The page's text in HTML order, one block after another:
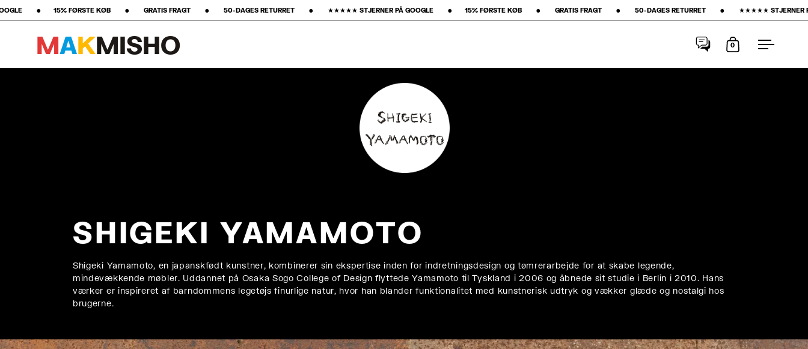
GRATIS FRAGT ‎ ‎ ‎ ‎ ‎ ‎ ‎ •‎ ‎ ‎ ‎ ‎ ‎ ‎ ‎ 50-DAGES RETURRET ‎ ‎ ‎ ‎ ‎ ‎ ‎ •‎ ‎ ‎ ‎ ‎ ‎ ‎ ‎ ★★★★★ STJERNER PÅ GOOGLE ‎ ‎ ‎ ‎ ‎ ‎ ‎ •‎ ‎ ‎ ‎ ‎ ‎ ‎ ‎15% FØRSTE KØB‎ ‎ ‎ ‎ ‎ ‎ ‎ ‎ •‎ ‎ ‎ ‎ ‎ ‎ ‎ ‎ GRATIS FRAGT ‎ ‎ ‎ ‎ ‎ ‎ ‎ •‎ ‎ ‎ ‎ ‎ ‎ ‎ ‎ 50-DAGES RETURRET ‎ ‎ ‎ ‎ ‎ ‎ ‎ •‎ ‎ ‎ ‎ ‎ ‎ ‎ ‎ ★★★★★ STJERNER PÅ GOOGLE ‎ ‎ ‎ ‎ ‎ ‎ ‎ •‎ 15% FØRSTE
MAKMISHO Åbn kurv
0
Åbn
SHIGEKI YAMAMOTO
Shigeki Yamamoto, en japanskfødt kunstner, kombinerer sin ekspertise inden for indretningsdesign og tømrerarbejde for at skabe legende,
mindevækkende møbler. Uddannet på Osaka Sogo College of Design flyttede Yamamoto til Tyskland i 2006 og åbnede sit studie i Berlin i 2010. Hans
værker er inspireret af barndommens legetøjs finurlige natur, hvor han blander funktionalitet med kunstnerisk udtryk og vækker glæde og nostalgi hos
brugerne.